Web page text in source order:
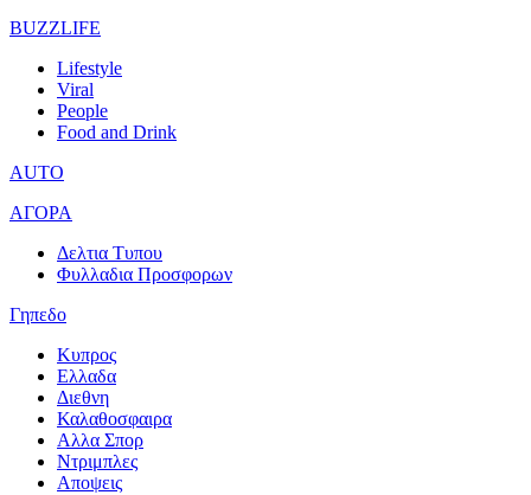
BUZZLIFE
Lifestyle
Viral
People
Food and Drink
AUTO
ΑΓΟΡΑ
Δελτια Τυπου
Φυλλαδια Προσφορων
Γηπεδο
Κυπρος
Ελλαδα
Διεθνη
Καλαθοσφαιρα
Αλλα Σπορ
Ντριμπλες
Αποψεις